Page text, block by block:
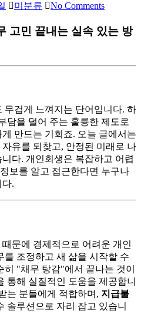
미분류 No Comments
고민 끝내는 실속 있는 방
무겁게 느껴지는 단어입니다. 하
담을 덜어 주는 훌륭한 제도로
만드는 기회죠. 오늘 글에서는
유를 되찾고, 안정된 미래로 나
다. 개인회생은 복잡하고 어렵
보를 알고 접근한다면 누구나
.
문에 경제적으로 어려운 개인
를 조정하고 새 삶을 시작할 수
"채무 탕감"에서 끝나는 것이
통해 실질적인 도움을 제공합니
는 분들에게 적합하며, 지급불
솔루션으로 자리 잡고 있습니